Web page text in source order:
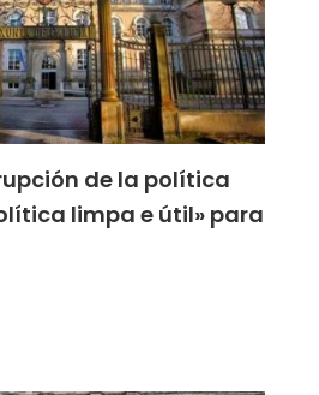
de la política
limpa e útil» para